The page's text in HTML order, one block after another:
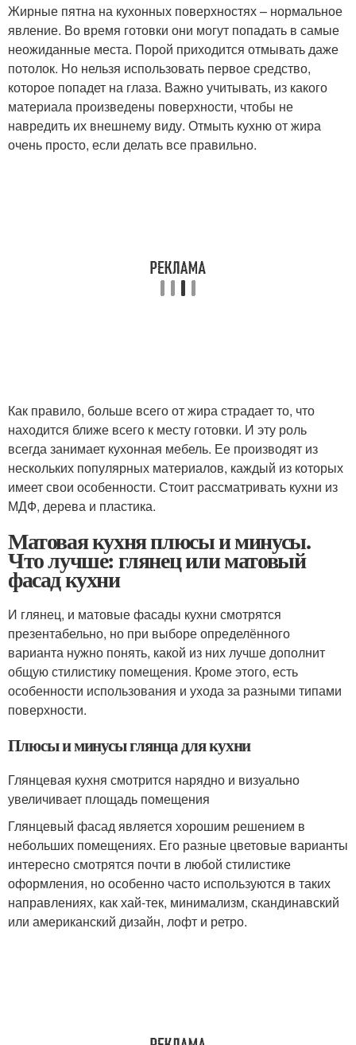
Жирные пятна на кухонных поверхностях – нормальное
явление. Во время готовки они могут попадать в самые
неожиданные места. Порой приходится отмывать даже
потолок. Но нельзя использовать первое средство,
которое попадет на глаза. Важно учитывать, из какого
материала произведены поверхности, чтобы не
навредить их внешнему виду. Отмыть кухню от жира
очень просто, если делать все правильно.
Как правило, больше всего от жира страдает то, что
находится ближе всего к месту готовки. И эту роль
всегда занимает кухонная мебель. Ее производят из
нескольких популярных материалов, каждый из которых
имеет свои особенности. Стоит рассматривать кухни из
МДФ, дерева и пластика.
Матовая кухня плюсы и минусы.
Что лучше: глянец или матовый
фасад кухни
И глянец, и матовые фасады кухни смотрятся
презентабельно, но при выборе определённого
варианта нужно понять, какой из них лучше дополнит
общую стилистику помещения. Кроме этого, есть
особенности использования и ухода за разными типами
поверхности.
Плюсы и минусы глянца для кухни
Глянцевая кухня смотрится нарядно и визуально
увеличивает площадь помещения
Глянцевый фасад является хорошим решением в
небольших помещениях. Его разные цветовые варианты
интересно смотрятся почти в любой стилистике
оформления, но особенно часто используются в таких
направлениях, как хай-тек, минимализм, скандинавский
или американский дизайн, лофт и ретро.